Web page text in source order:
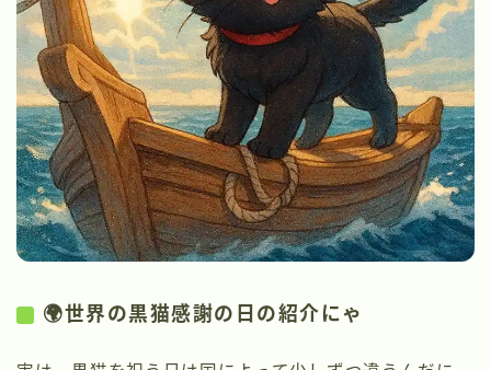
🌍世界の黒猫感謝の日の紹介にゃ